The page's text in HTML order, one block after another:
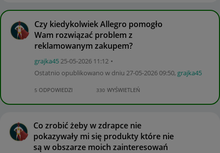
Czy kiedykolwiek Allegro pomogło
Wam rozwiązać problem z
reklamowanym zakupem?
grajka45‎25-05-2026 11:12
Ostatnio opublikowano w dniu ‎27-05-202609:50, grajka45
5 ODPOWIEDZI 330 WYŚWIETLEŃ
Co zrobić żeby w zdrapce nie
pokazywały mi się produkty które nie
są w obszarze moich zainteresowań